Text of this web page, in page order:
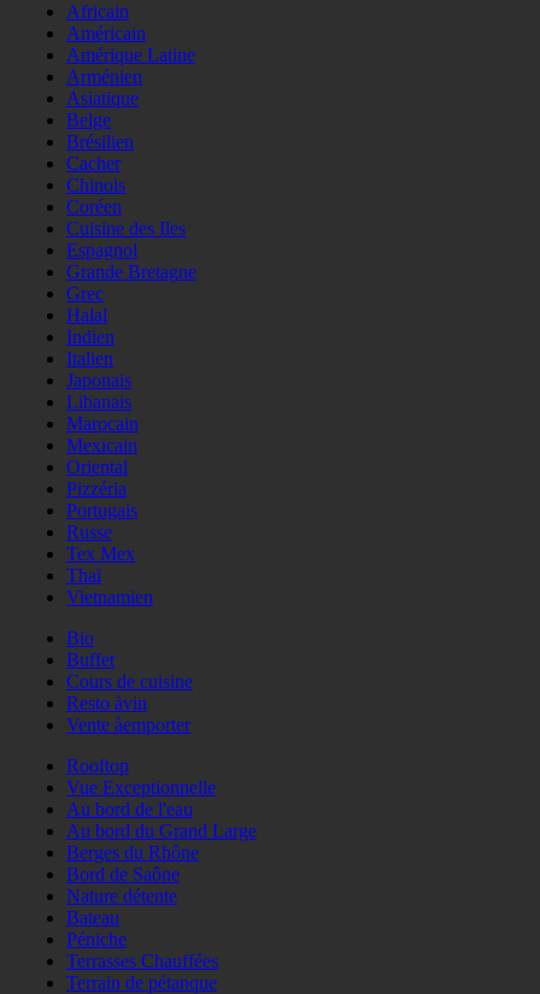
Africain
Américain
Amérique Latine
Arménien
Asiatique
Belge
Brésilien
Cacher
Chinois
Coréen
Cuisine des Iles
Espagnol
Grande Bretagne
Grec
Halal
Indien
Italien
Japonais
Libanais
Marocain
Mexicain
Oriental
Pizzéria
Portugais
Russe
Tex Mex
Thaï
Vietnamien
Bio
Buffet
Cours de cuisine
Resto àvin
Vente àemporter
Rooftop
Vue Exceptionnelle
Au bord de l'eau
Au bord du Grand Large
Berges du Rhône
Bord de Saône
Nature détente
Bateau
Péniche
Terrasses Chauffées
Terrain de pétanque